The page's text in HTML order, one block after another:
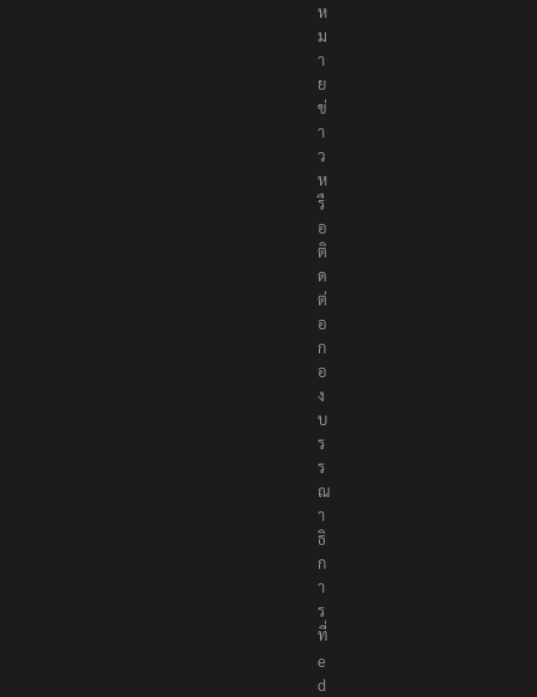
ห
ม
า
ย
ข่
า
ว
ห
รื
อ
ติ
ด
ต่
อ
ก
อ
ง
บ
ร
ร
ณ
า
ธิ
ก
า
ร
ที่
e
d